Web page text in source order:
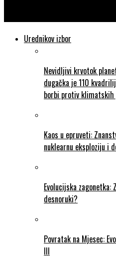
Urednikov izbor
Nevidljivi krvotok
dugačka je 110
borbi protiv klimatskih
Kaos u epruveti:
nuklearnu eksploziju i
Evolucijska
desnoruki?
Povratak na Mjesec:
III